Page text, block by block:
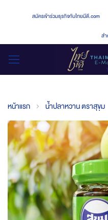
สมัครเข้าร่วมธุรกิจกับไทยมีดี.com
ส
หน้าแรก น้ำปลาหวาน ตราสุขุม
Skip
to
the
end
of
the
images
gallery